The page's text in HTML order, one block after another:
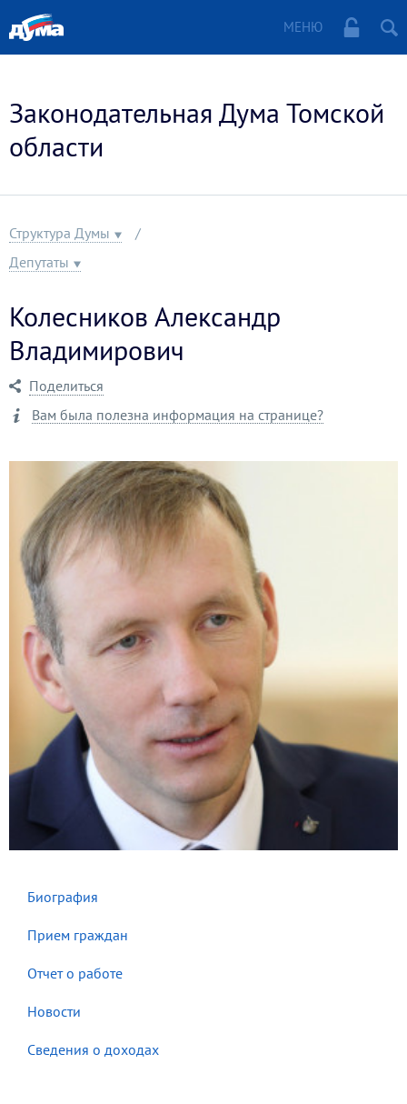
МЕНЮ
Законодательная Дума Томской
области
Структура Думы
Депутаты
Колесников Александр
Владимирович
Поделиться
Вам была полезна информация на странице?
Биография
Прием граждан
Отчет о работе
Новости
Сведения о доходах